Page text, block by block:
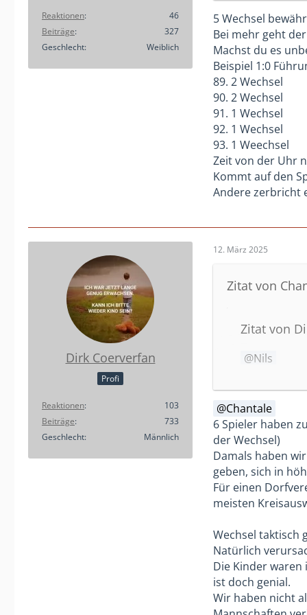
Reaktionen
46
Beiträge
327
Geschlecht
Weiblich
Klar, es gibt
Staffelbetrieb
den Kader
Aber für einen
natürlich auch
Was das
machen, aber
75%
in seinem
Im
Warum es
Würde ich
5 Wechsel
Bei mehr geht
Machst du es
Beispiel 1:0
89. 2 Wechsel
90. 2 Wechsel
91. 1 Wechsel
92. 1 Wechsel
93. 1 Weechsel
Zeit von der Uhr
Kommt auf den
Andere zerbricht
Dirk Coerverfan
Profi
Reaktionen
103
Beiträge
733
Geschlecht
Männlich
12. März 2025
Zitat von
Zitat von
Nils
Ich möchte
Der Ansatz
nach
Spiele
Spaß am
Haben
Können die
G-Jugend
nächste
ein Tor
In der 7er
war den
In der D-
Also das
und überlegen
zerstören bin
Das Wechsel
Wechsel in
Und dann
Das 6 zu
In der
Und das ihr in
Wenn alle
Chantale
6 Spieler haben
der Wechsel)
Damals haben
geben, sich in
Für einen
meisten
Wechsel taktisch
Natürlich
Die Kinder
ist doch genial.
Wir haben nicht